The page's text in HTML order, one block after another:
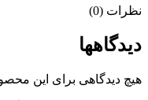
نظرات (0)
دیدگاهها
هیچ دیدگاهی برای این